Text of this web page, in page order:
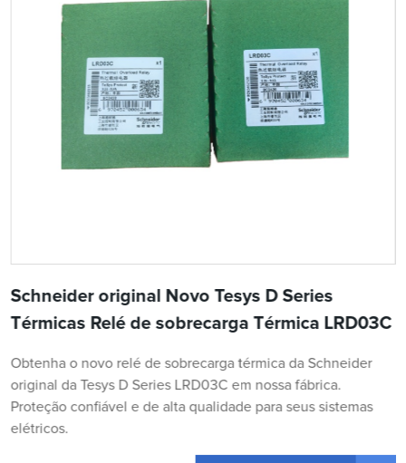
Schneider original Novo Tesys D Series
Térmicas Relé de sobrecarga Térmica LRD03C
Obtenha o novo relé de sobrecarga térmica da Schneider
original da Tesys D Series LRD03C em nossa fábrica.
Proteção confiável e de alta qualidade para seus sistemas
elétricos.